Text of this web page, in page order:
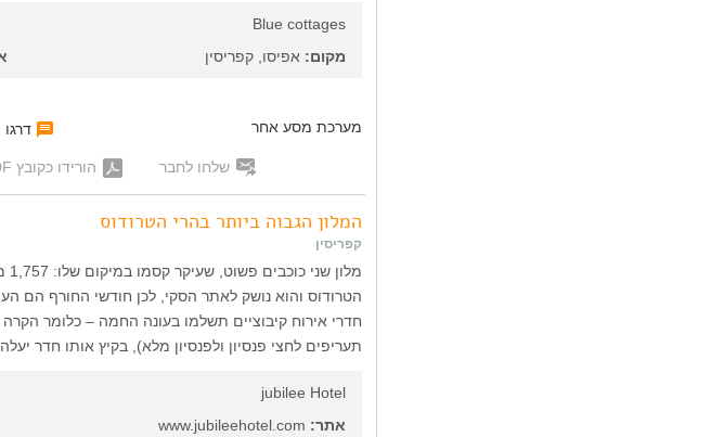
Blue cottages
מקום: אפיסו, קפריסין
מערכת מסע אחר
שלחו לחבר הורידו כקובץ PDF
המלון הגבוה ביותר בהרי הטרודוס
קפריסין
הטרודוס והוא נושק לאתר הסקי, לכן חודשי החורף הם
תעריפים לחצי פנסיון ולפנסיון מלא), בקיץ אותו חדר יעלה לכם
jubilee Hotel
אתר: